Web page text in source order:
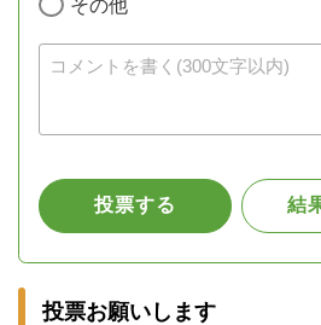
投票お願いします